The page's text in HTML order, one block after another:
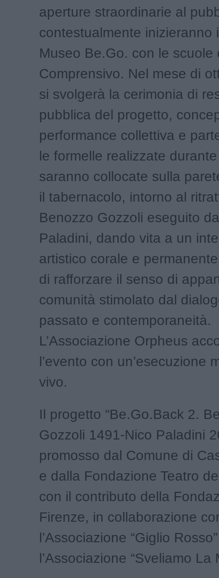
aperture straordinarie al
contestualmente inizieranno
Museo Be.Go. con le scuole
Comprensivo. Nel mese di
si svolgerà la cerimonia di
pubblica del progetto,
performance collettiva e
le formelle realizzate
saranno collocate sulla
il tabernacolo, intorno al
Benozzo Gozzoli eseguito
Paladini, dando vita a un
artistico corale e
di rafforzare il senso di
comunità stimolato dal
passato e contemporaneità.
L’Associazione Orpheus
l’evento con un’esecuzione
vivo.
Il progetto “Be.Go.Back 2.
Gozzoli 1491-Nico Paladini
promosso dal Comune di
e dalla Fondazione Teatro
con il contributo della
Firenze, in collaborazione
l’Associazione “Giglio
l’Associazione “Sveliamo La